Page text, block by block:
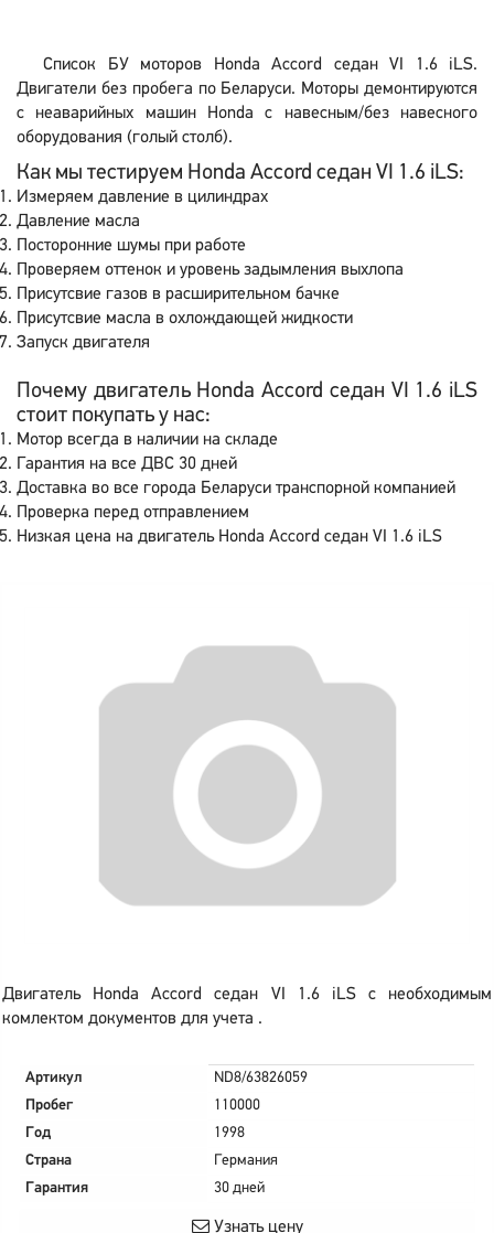
Список БУ моторов Honda Accord седан VI 1.6 iLS.
Двигатели без пробега по Беларуси. Моторы демонтируются
с неаварийных машин Honda с навесным/без навесного
оборудования (голый столб).
Как мы тестируем Honda Accord седан VI 1.6 iLS:
Измеряем давление в цилиндрах
Давление масла
Посторонние шумы при работе
Проверяем оттенок и уровень задымления выхлопа
Присутсвие газов в расширительном бачке
Присутсвие масла в охлождающей жидкости
Запуск двигателя
Почему двигатель Honda Accord седан VI 1.6 iLS
стоит покупать у нас:
Мотор всегда в наличии на складе
Гарантия на все ДВС 30 дней
Доставка во все города Беларуси транспорной компанией
Проверка перед отправлением
Низкая цена на двигатель Honda Accord седан VI 1.6 iLS
Двигатель Honda Accord седан VI 1.6 iLS с необходимым
комлектом документов для учета .
Артикул
ND8/63826059
Пробег
110000
Год
1998
Страна
Германия
Гарантия
30 дней
Узнать цену